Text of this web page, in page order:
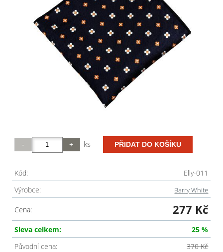
ks
Kód:
Elly-011
Výrobce:
Barry White
Cena: 277 Kč
Sleva celkem:
25 %
Původní cena:
370 Kč